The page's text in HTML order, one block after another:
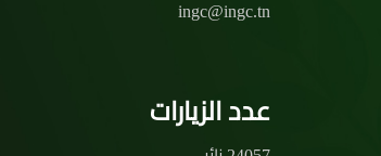
ingc@ingc.tn
عدد الزيارات